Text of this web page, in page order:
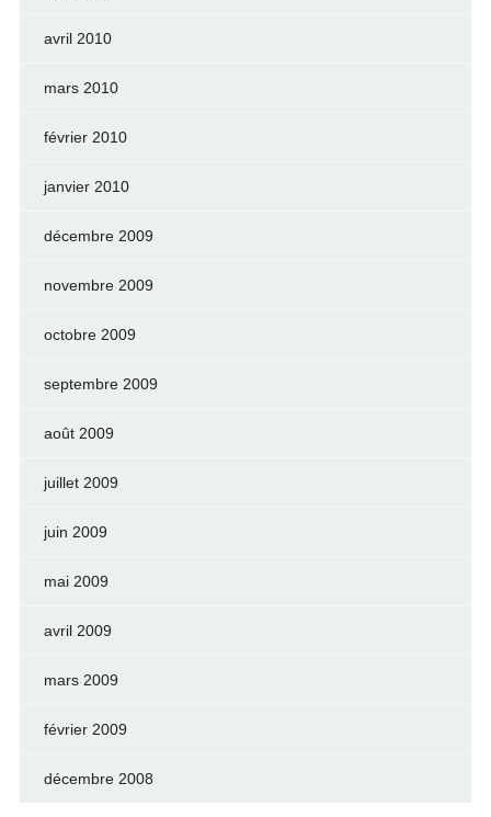
avril 2010
mars 2010
février 2010
janvier 2010
décembre 2009
novembre 2009
octobre 2009
septembre 2009
août 2009
juillet 2009
juin 2009
mai 2009
avril 2009
mars 2009
février 2009
décembre 2008